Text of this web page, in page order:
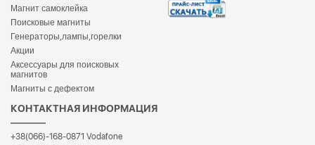
Магнит самоклейка
Поисковые магниты
Генераторы,лампы,горелки
Акции
Аксессуары для поисковых
магнитов
Магниты с дефектом
КОНТАКТНАЯ ИНФОРМАЦИЯ
+38(066)-168-0871 Vodafone